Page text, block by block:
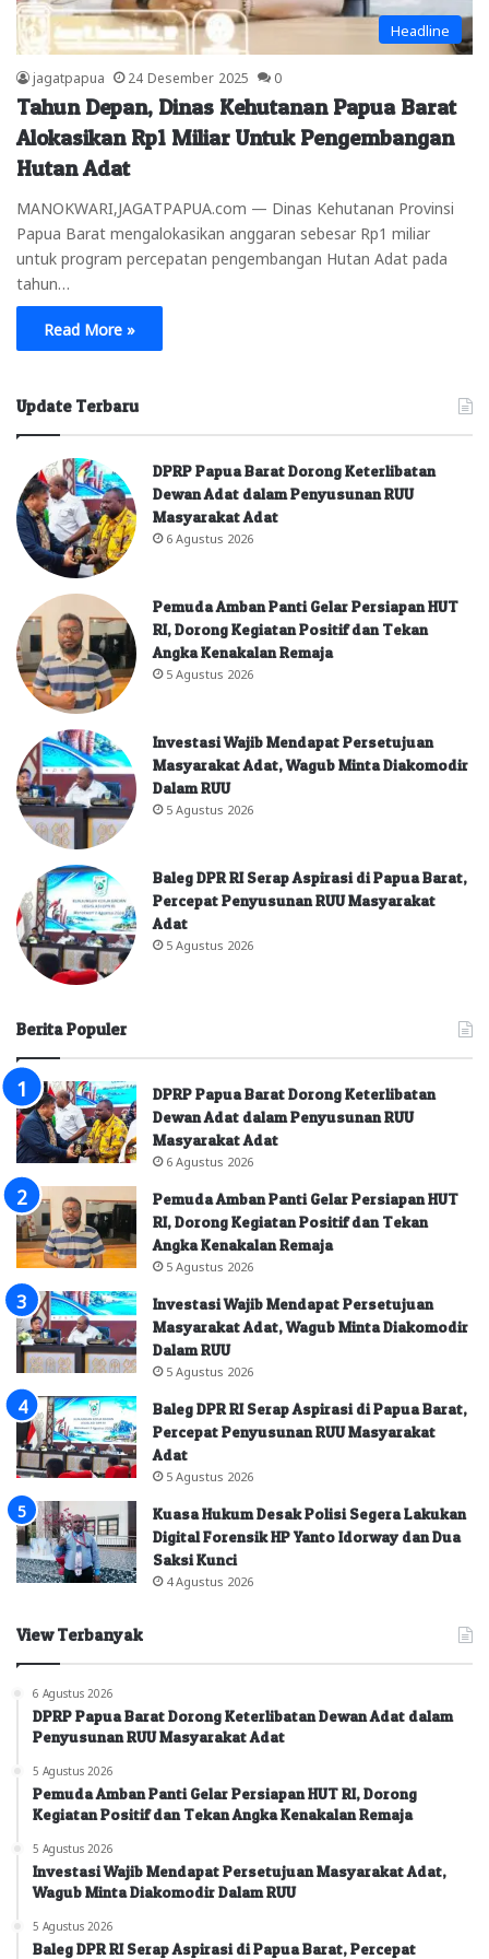
Headline
jagatpapua 24 Desember 2025 0
Tahun Depan, Dinas Kehutanan Papua Barat
Alokasikan Rp1 Miliar Untuk Pengembangan
Hutan Adat
MANOKWARI,JAGATPAPUA.com — Dinas Kehutanan Provinsi
Papua Barat mengalokasikan anggaran sebesar Rp1 miliar
untuk program percepatan pengembangan Hutan Adat pada
tahun…
Read More »
Update Terbaru
DPRP Papua Barat Dorong Keterlibatan
Dewan Adat dalam Penyusunan RUU
Masyarakat Adat
6 Agustus 2026
Pemuda Amban Panti Gelar Persiapan HUT
RI, Dorong Kegiatan Positif dan Tekan
Angka Kenakalan Remaja
5 Agustus 2026
Investasi Wajib Mendapat Persetujuan
Masyarakat Adat, Wagub Minta Diakomodir
Dalam RUU
5 Agustus 2026
Baleg DPR RI Serap Aspirasi di Papua Barat,
Percepat Penyusunan RUU Masyarakat
Adat
5 Agustus 2026
Berita Populer
DPRP Papua Barat Dorong Keterlibatan
Dewan Adat dalam Penyusunan RUU
Masyarakat Adat
6 Agustus 2026
Pemuda Amban Panti Gelar Persiapan HUT
RI, Dorong Kegiatan Positif dan Tekan
Angka Kenakalan Remaja
5 Agustus 2026
Investasi Wajib Mendapat Persetujuan
Masyarakat Adat, Wagub Minta Diakomodir
Dalam RUU
5 Agustus 2026
Baleg DPR RI Serap Aspirasi di Papua Barat,
Percepat Penyusunan RUU Masyarakat
Adat
5 Agustus 2026
Kuasa Hukum Desak Polisi Segera Lakukan
Digital Forensik HP Yanto Idorway dan Dua
Saksi Kunci
4 Agustus 2026
View Terbanyak
6 Agustus 2026
DPRP Papua Barat Dorong Keterlibatan Dewan Adat dalam
Penyusunan RUU Masyarakat Adat
5 Agustus 2026
Pemuda Amban Panti Gelar Persiapan HUT RI, Dorong
Kegiatan Positif dan Tekan Angka Kenakalan Remaja
5 Agustus 2026
Investasi Wajib Mendapat Persetujuan Masyarakat Adat,
Wagub Minta Diakomodir Dalam RUU
5 Agustus 2026
Baleg DPR RI Serap Aspirasi di Papua Barat, Percepat